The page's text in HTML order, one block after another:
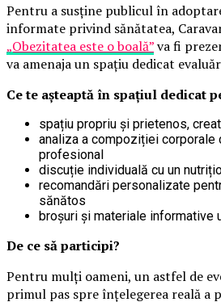
Pentru a susține publicul în
informate privind sănătatea,
„Obezitatea este o boală”va fi
va amenaja un spațiu dedicat
Ce te așteaptă în spațiul dedicat
spațiu propriu și prietenos,
analiza a compoziției corporale
profesional
discuție individuală cu un
recomandări personalizate
sănătos
broșuri și materiale informative
De ce să participi?
Pentru mulți oameni, un astfel de
primul pas spre înțelegerea reală a